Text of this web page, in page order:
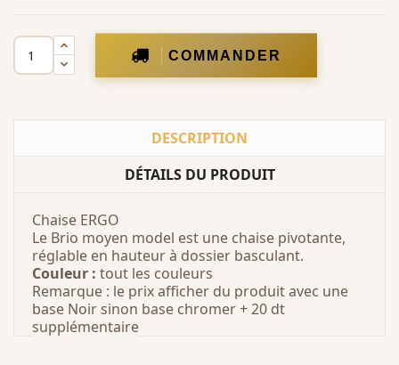
COMMANDER
DESCRIPTION
DÉTAILS DU PRODUIT
Chaise ERGO
Le Brio moyen model est une chaise pivotante,
réglable en hauteur à dossier basculant.
Couleur : tout les couleurs
Remarque : le prix afficher du produit avec une
base Noir sinon base chromer + 20 dt
supplémentaire